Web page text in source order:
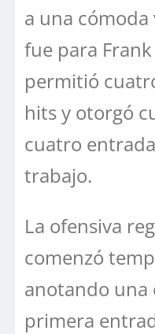
a una
fue para
permitió
hits y otorgó
cuatro
trabajo.
La ofensiva
comenzó
anotando una
primera